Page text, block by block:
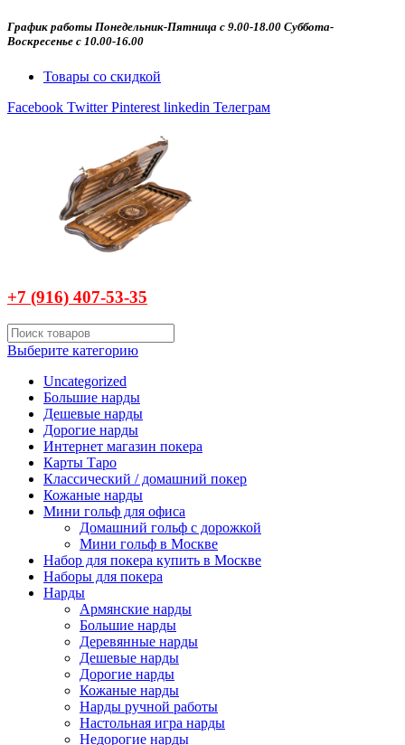
График работы Понедельник-Пятница с 9.00-18.00 Суббота-
Воскресенье с 10.00-16.00
Товары со скидкой
Facebook Twitter Pinterest linkedin Телеграм
+7 (916) 407-53-35
Выберите категорию
Uncategorized
Большие нарды
Дешевые нарды
Дорогие нарды
Интернет магазин покера
Карты Таро
Классический / домашний покер
Кожаные нарды
Мини гольф для офиса
Домашний гольф с дорожкой
Мини гольф в Москве
Набор для покера купить в Москве
Наборы для покера
Нарды
Армянские нарды
Большие нарды
Деревянные нарды
Дешевые нарды
Дорогие нарды
Кожаные нарды
Нарды ручной работы
Настольная игра нарды
Недорогие нарды